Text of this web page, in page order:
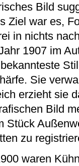
Bild
Ziel war es,
in nichts
1907 im
bekannteste
Sie
erzieht sie
Bild
Stück
zu
waren